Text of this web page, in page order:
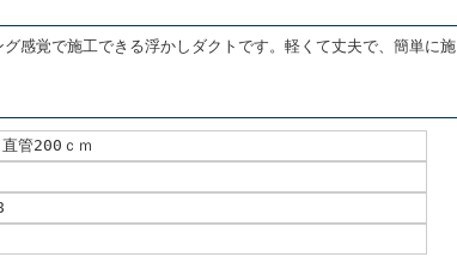
感覚で施工できる浮かしダクトです。軽くて丈夫で、簡単に施
管200ｃｍ